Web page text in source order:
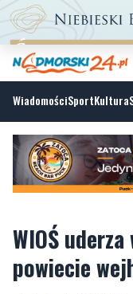
WiadomościSportKultura
WIOŚ
sobota, 6 maja 2023, 13:00